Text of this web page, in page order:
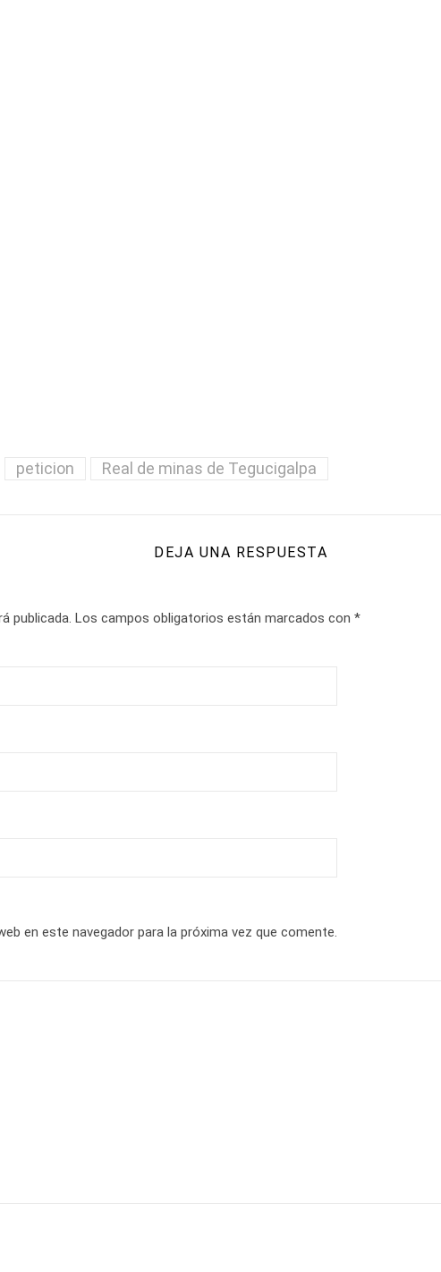
peticion Real de minas de Tegucigalpa
DEJA UNA RESPUESTA
publicada. Los campos obligatorios están marcados con *
en este navegador para la próxima vez que comente.